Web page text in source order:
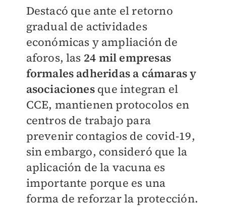
Destacó que ante el retorno
gradual de actividades
económicas y ampliación de
aforos, las 24 mil empresas
formales adheridas a cámaras y
asociacionesque integran el
CCE, mantienen protocolos en
centros de trabajo para
prevenir contagios de covid-19,
sin embargo, consideró que la
aplicación de la vacuna es
importante porque es una
forma de reforzar la protección.